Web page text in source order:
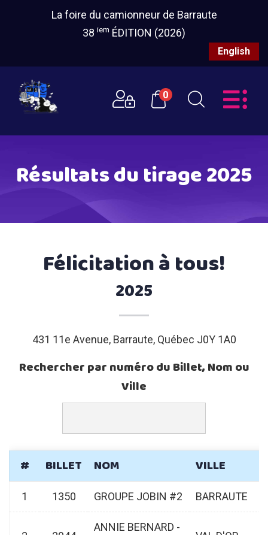
La foire du camionneur de Barraute
38 iem ÉDITION (2026)
English
0
Résultats du tirage 2025
Félicitation à tous!
2025
431 11e Avenue, Barraute, Québec J0Y 1A0
Rechercher par numéro du Billet, Nom ou
Ville
# BILLET NOM VILLE
1 1350 GROUPE JOBIN #2 BARRAUTE
ANNIE BERNARD -